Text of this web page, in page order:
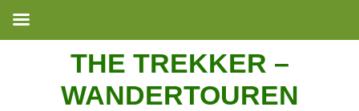
THE TREKKER –
WANDERTOUREN